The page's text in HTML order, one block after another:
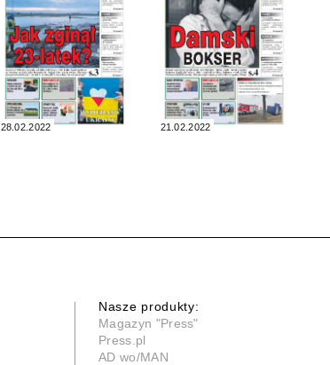
28.02.2022 21.02.2022
Nasze produkty:
Magazyn "Press"
Press.pl
AD wo/MAN